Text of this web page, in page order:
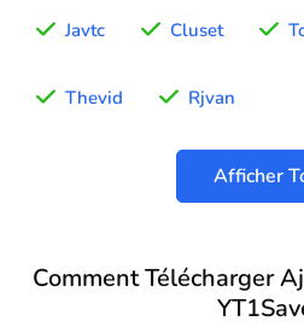
Javtc Cluset
Thevid Rjvan
Afficher
Comment Télécharger